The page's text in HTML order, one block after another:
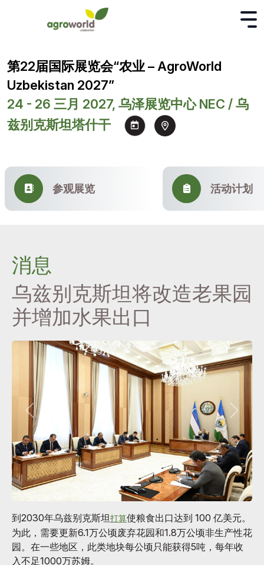
第22届国际展览会“农业 – AgroWorld
Uzbekistan 2027”
24 - 26 三月 2027, 乌泽展览中心 NEC / 乌
兹别克斯坦塔什干
参观展览 活动计划
消息
乌兹别克斯坦将改造老果园
并增加水果出口
到2030年乌兹别克斯坦打算使粮食出口达到 100 亿美元。
为此，需要更新6.1万公顷废弃花园和1.8万公顷非生产性花
园。在一些地区，此类地块每公顷只能获得5吨，每年收
入不足1000万苏姆。